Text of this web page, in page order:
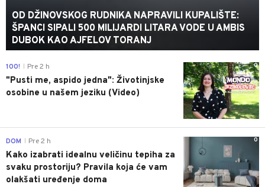
OD DŽINOVSKOG RUDNIKA NAPRAVILI KUPALIŠTE:
ŠPANCI SIPALI 500 MILIJARDI LITARA VODE U AMBIS
DUBOK KAO AJFELOV TORANJ
0
100! Pre 2 h
"Pusti me, aspido jedna": Životinjske
osobine u našem jeziku (Video)
0
DOM Pre 2 h
Kako izabrati idealnu veličinu tepiha za
svaku prostoriju? Pravila koja će vam
olakšati uređenje doma